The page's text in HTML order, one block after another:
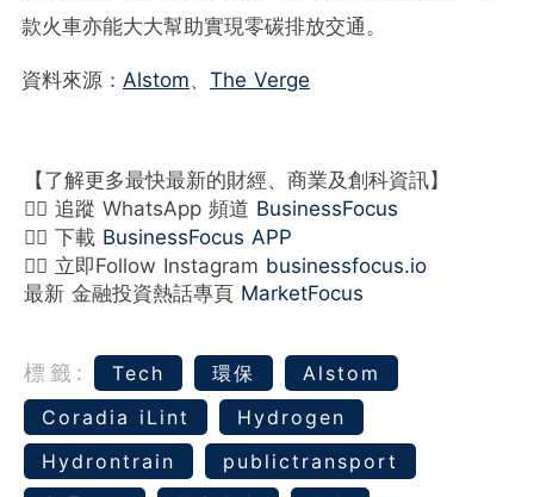
款火車亦能大大幫助實現零碳排放交通。
資料來源： Alstom、 The Verge
【了解更多最快最新的財經、商業及創科資訊】
👉🏻 追蹤 WhatsApp 頻道 BusinessFocus
👉🏻 下載 BusinessFocus APP
👉🏻 立即Follow Instagram businessfocus.io
最新 金融投資熱話專頁 MarketFocus
標籤: Tech 環保
Alstom
Coradia iLint
Hydrogen
Hydrontrain
publictransport